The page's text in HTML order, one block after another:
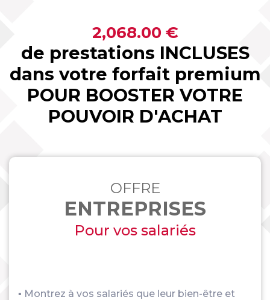
2,068.00 €
de prestations INCLUSES
dans votre forfait premium
POUR BOOSTER VOTRE
POUVOIR D'ACHAT
OFFRE
ENTREPRISES
Pour vos salariés
▪ Montrez à vos salariés que leur bien-être et